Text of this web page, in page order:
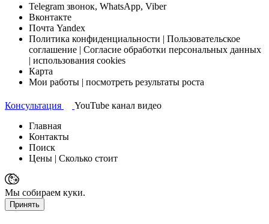
Telegram звонок, WhatsApp, Viber
Вконтакте
Почта Yandex
Политика конфиденциальности | Пользовательское
соглашение | Согласие обработки персональных данных
| использования cookies
Карта
Мои работы | посмотреть результаты роста
Консультация YouTube канал видео
Главная
Контакты
Поиск
Цены | Сколько стоит
Мы собираем куки.
Принять